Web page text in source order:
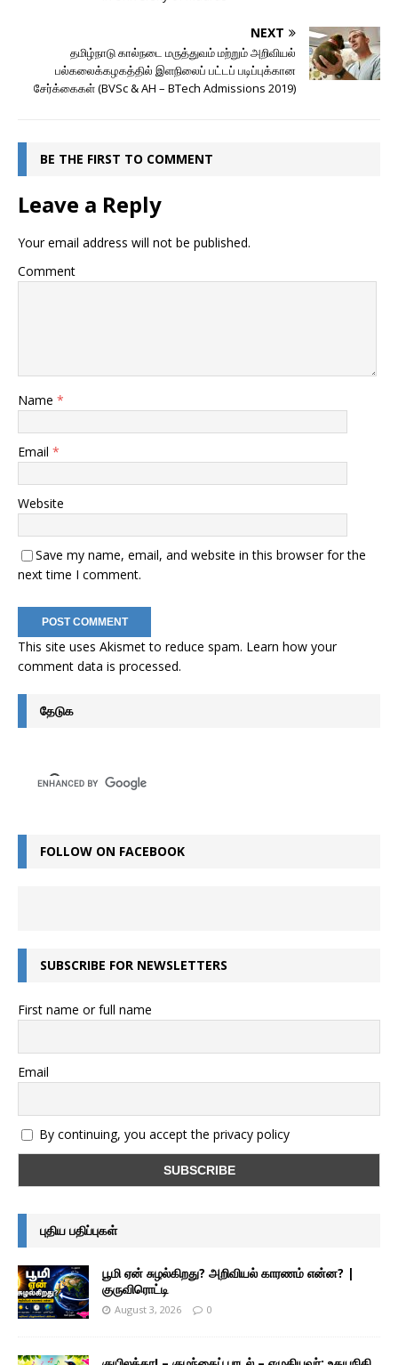
NEXT
தமிழ்நாடு கால்நடை மருத்துவம் மற்றும் அறிவியல்
பல்கலைக்கழகத்தில் இளநிலைப் பட்டப் படிப்புக்கான
சேர்க்கைகள் (BVSc & AH – BTech Admissions 2019)
BE THE FIRST TO COMMENT
Leave a Reply
Your email address will not be published.
Comment
Name *
Email *
Website
Save my name, email, and website in this browser for the
next time I comment.
This site uses Akismet to reduce spam. Learn how your
comment data is processed.
தேடுக
FOLLOW ON FACEBOOK
SUBSCRIBE FOR NEWSLETTERS
First name or full name
Email
By continuing, you accept the privacy policy
புதிய பதிப்புகள்
பூமி ஏன் சுழல்கிறது? அறிவியல் காரணம் என்ன? |
குருவிரொட்டி
August 3, 2026 0